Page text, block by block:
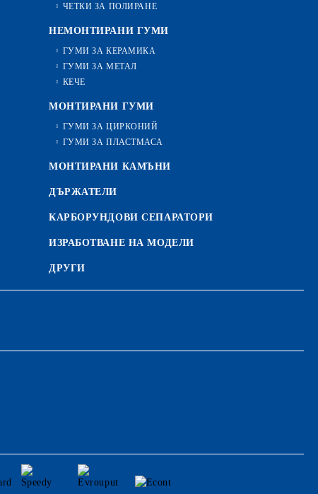
ЧЕТКИ ЗА ПОЛИРАНЕ
НЕМОНТИРАНИ ГУМИ
ГУМИ ЗА КЕРАМИКА
ГУМИ ЗА МЕТАЛ
КЕЧЕ
МОНТИРАНИ ГУМИ
ГУМИ ЗА ЦИРКОНИЙ
ГУМИ ЗА ПЛАСТМАСА
МОНТИРАНИ КАМЪНИ
ДЪРЖАТЕЛИ
КАРБОРУНДОВИ СЕПАРАТОРИ
ИЗРАБОТВАНЕ НА МОДЕЛИ
ДРУГИ